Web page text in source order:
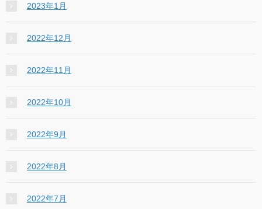
2023年1月
2022年12月
2022年11月
2022年10月
2022年9月
2022年8月
2022年7月